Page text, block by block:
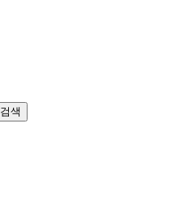
검색